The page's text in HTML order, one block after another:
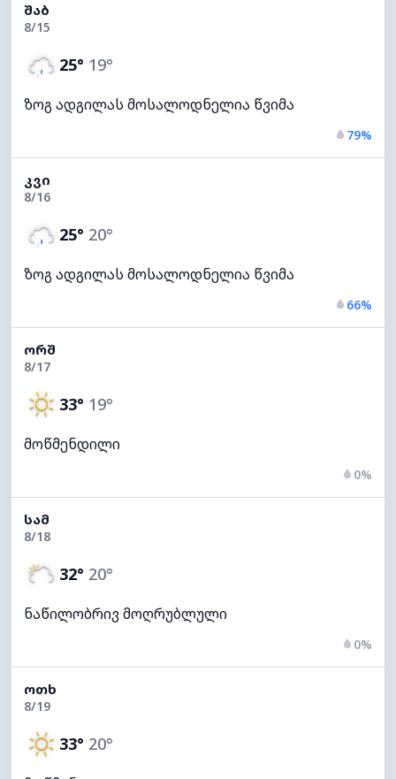
ᲨᲐᲑ
8/15
25° 19°
ზოგ ადგილას მოსალოდნელია წვიმა
79%
ᲙᲕᲘ
8/16
25° 20°
ზოგ ადგილას მოსალოდნელია წვიმა
66%
ᲝᲠᲨ
8/17
33° 19°
მოწმენდილი
0%
ᲡᲐᲛ
8/18
32° 20°
ნაწილობრივ მოღრუბლული
0%
ᲝᲗᲮ
8/19
33° 20°